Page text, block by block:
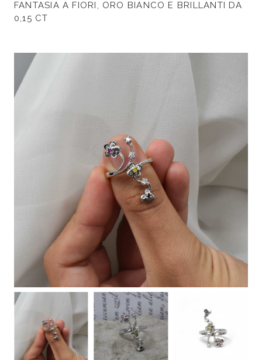
FANTASIA A FIORI, ORO BIANCO E BRILLANTI DA
0,15 CT